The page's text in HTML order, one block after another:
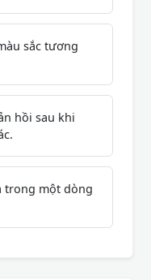
sắc tương
hồi sau khi
trong một dòng